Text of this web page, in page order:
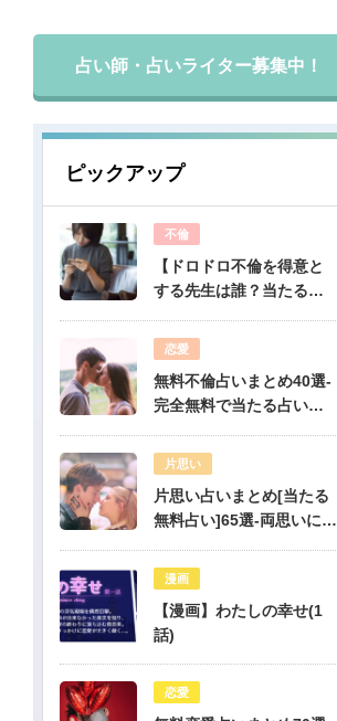
占い師・占いライター募集中！
ピックアップ
不倫
【ドロドロ不倫を得意と
する先生は誰？当たる電
恋愛
無料不倫占いまとめ40選-
完全無料で当たる占いだ
片思い
片思い占いまとめ[当たる
無料占い]65選-両思いにな
当たる片思い占い
漫画
【漫画】わたしの幸せ(1
話)
恋愛